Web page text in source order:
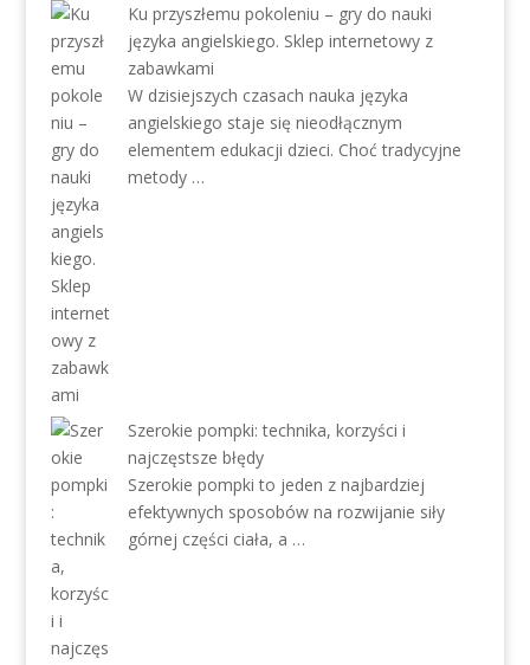
Ku przyszłemu pokoleniu – gry do nauki
języka angielskiego. Sklep internetowy z
zabawkami
W dzisiejszych czasach nauka języka
angielskiego staje się nieodłącznym
elementem edukacji dzieci. Choć tradycyjne
metody …
Szerokie pompki: technika, korzyści i
najczęstsze błędy
Szerokie pompki to jeden z najbardziej
efektywnych sposobów na rozwijanie siły
górnej części ciała, a …